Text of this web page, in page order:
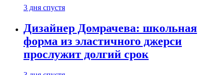
3 дня спустя
Дизайнер Домрачева: школьная
форма из эластичного джерси
прослужит долгий срок